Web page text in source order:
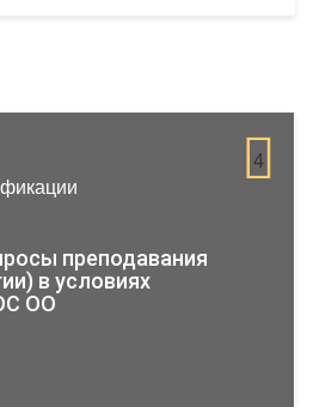
4
преподавания
в условиях
ОО